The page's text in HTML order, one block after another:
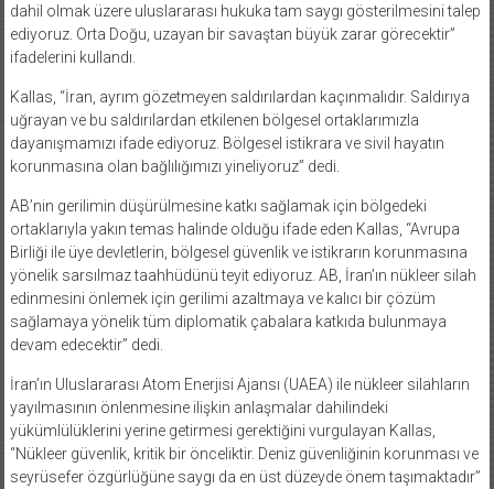
dahil olmak üzere uluslararası hukuka tam saygı gösterilmesini talep
ediyoruz. Orta Doğu, uzayan bir savaştan büyük zarar görecektir”
ifadelerini kullandı.
Kallas, “İran, ayrım gözetmeyen saldırılardan kaçınmalıdır. Saldırıya
uğrayan ve bu saldırılardan etkilenen bölgesel ortaklarımızla
dayanışmamızı ifade ediyoruz. Bölgesel istikrara ve sivil hayatın
korunmasına olan bağlılığımızı yineliyoruz” dedi.
AB’nin gerilimin düşürülmesine katkı sağlamak için bölgedeki
ortaklarıyla yakın temas halinde olduğu ifade eden Kallas, “Avrupa
Birliği ile üye devletlerin, bölgesel güvenlik ve istikrarın korunmasına
yönelik sarsılmaz taahhüdünü teyit ediyoruz. AB, İran’ın nükleer silah
edinmesini önlemek için gerilimi azaltmaya ve kalıcı bir çözüm
sağlamaya yönelik tüm diplomatik çabalara katkıda bulunmaya
devam edecektir” dedi.
İran’ın Uluslararası Atom Enerjisi Ajansı (UAEA) ile nükleer silahların
yayılmasının önlenmesine ilişkin anlaşmalar dahilindeki
yükümlülüklerini yerine getirmesi gerektiğini vurgulayan Kallas,
“Nükleer güvenlik, kritik bir önceliktir. Deniz güvenliğinin korunması ve
seyrüsefer özgürlüğüne saygı da en üst düzeyde önem taşımaktadır”